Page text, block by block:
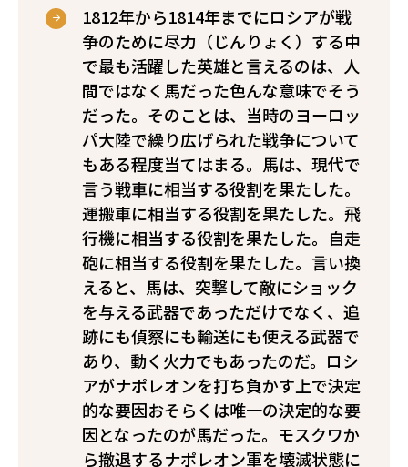
1812年から1814年までにロシアが戦
争のために尽力（じんりょく）する中
で最も活躍した英雄と言えるのは、人
間ではなく馬だった――色んな意味でそう
だった――。そのことは、当時のヨーロッ
パ大陸で繰り広げられた戦争について
もある程度当てはまる。馬は、現代で
言う戦車に相当する役割を果たした。
運搬車に相当する役割を果たした。飛
行機に相当する役割を果たした。自走
砲に相当する役割を果たした。言い換
えると、馬は、突撃して敵にショック
を与える武器であっただけでなく、追
跡にも偵察にも輸送にも使える武器で
あり、動く火力でもあったのだ。ロシ
アがナポレオンを打ち負かす上で決定
的な要因――おそらくは唯一の決定的な要
因――となったのが馬だった。モスクワか
ら撤退するナポレオン軍を壊滅状態に